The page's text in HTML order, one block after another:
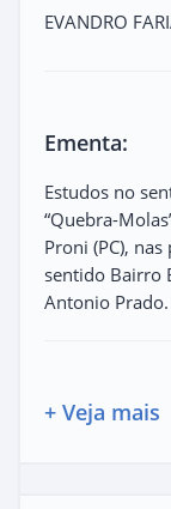
EVANDRO
Ementa:
Estudos no
“Quebra-
Proni (PC),
sentido Bairro
Antonio Prado.
+ Veja mais